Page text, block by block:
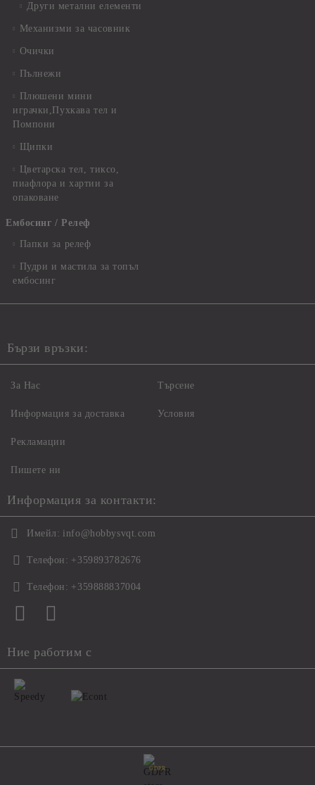
Други метални елементи
Механизми за часовник
Очички
Пълнежи
Плюшени мини
играчки,Пухкава тел и
Помпони
Щипки
Цветарска тел, тиксо,
пиафлора и хартии за
опаковане
Ембосинг / Релеф
Папки за релеф
Пудри и мастила за топъл
ембосинг
Бързи връзки:
За Нас
Информация за доставка
Рекламации
Пишете ни
Търсене
Условия
Информация за контакти:
Имейл: info@hobbysvqt.com
Телефон: +359893782676
Телефон: +359888837004
Ние работим с
GDPR